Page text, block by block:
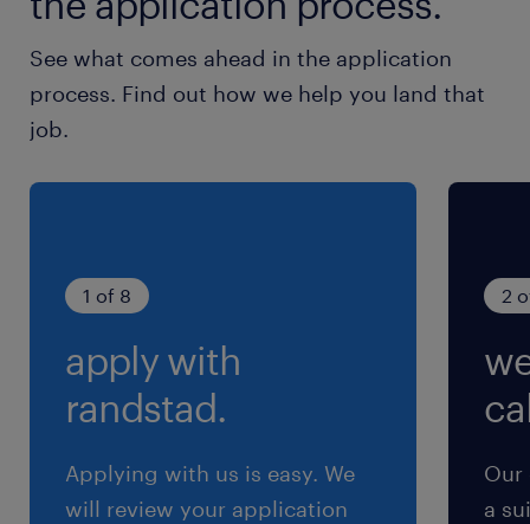
動機の知識はもちろん必要ですが、何よりも創造
力の豊かさが求められるやりがいある業務です
【顧客】大手自動車メーカー、家電メーカー、通
信メーカーなどが多い例：ボッシュ様、安川電機
家電など、世の中の便利で豊かな暮らしを支える
エレクトロニクス技術に不可欠なコイル。当社
は、このコイルを製造する「自動巻線機システ
ム」で、世界のマーケットをリードする企業で
す。今日では、海外17カ所に販売・サービス拠点
を持つグローバル企業へと発展を遂げました。経
営理念は「世界的視野に立ち、ユーザーの期待を
See what comes ahead in the application
process. Find out how we help you land that
job.
1 of 8
apply with
randstad.
Applying with us is easy. We
will review your application
2
Our
a